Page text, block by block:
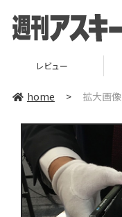
レビュー
home > 拡大画像